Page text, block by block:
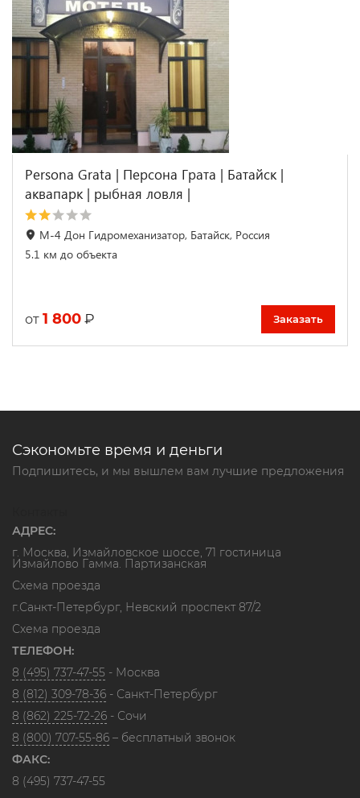
Persona Grata | Персона Грата | Батайск |
аквапарк | рыбная ловля |
M-4 Дон Гидромеханизатор, Батайск, Россия
5.1 км до объекта
от 1 800 ₽ Заказать
Сэкономьте время и деньги
Подпишитесь, и мы вышлем вам лучшие предложения
АДРЕС:
г. Москва, Измайловское шоссе, 71 гостиница
Измайлово Гамма. Партизанская
Схема проезда
г.Санкт-Петербург, Невский проспект 87/2
Схема проезда
ТЕЛЕФОН:
8 (495) 737-47-55 - Москва
8 (812) 309-78-36 - Санкт-Петербург
8 (862) 225-72-26 - Сочи
8 (800) 707-55-86 – бесплатный звонок
ФАКС:
8 (495) 737-47-55